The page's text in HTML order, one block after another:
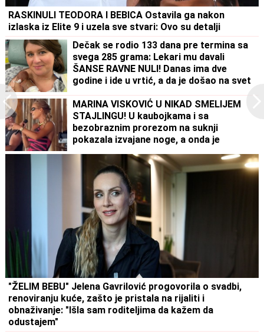
RASKINULI TEODORA I BEBICA Ostavila ga nakon
izlaska iz Elite 9 i uzela sve stvari: Ovo su detalji
Dečak se rodio 133 dana pre termina sa
svega 285 grama: Lekari mu davali
ŠANSE RAVNE NULI! Danas ima dve
godine i ide u vrtić, a da je došao na svet
lošiji scenario
MARINA VISKOVIĆ U NIKAD SMELIJEM
STAJLINGU! U kaubojkama i sa
bezobraznim prorezom na suknji
pokazala izvajane noge, a onda je
sevnulo i više nego što je planirala
"ŽELIM BEBU" Jelena Gavrilović progovorila o svadbi,
renoviranju kuće, zašto je pristala na rijaliti i
obnaživanje: "Išla sam roditeljima da kažem da
odustajem"